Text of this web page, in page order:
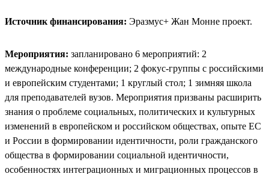
Источник финансирования: Эразмус+ Жан Монне проект.
Мероприятия: запланировано 6 мероприятий: 2
международные конференции; 2 фокус-группы с российскими
и европейским студентами; 1 круглый стол; 1 зимняя школа
для преподавателей вузов. Мероприятия призваны расширить
знания о проблеме социальных, политических и культурных
изменений в европейском и российском обществах, опыте ЕС
и России в формировании идентичности, роли гражданского
общества в формировании социальной идентичности,
особенностях интеграционных и миграционных процессов в